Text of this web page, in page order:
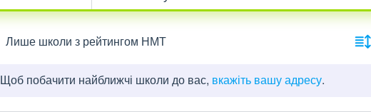
Лише школи з рейтингом НМТ
Щоб побачити найближчі школи до вас, вкажіть вашу адресу.